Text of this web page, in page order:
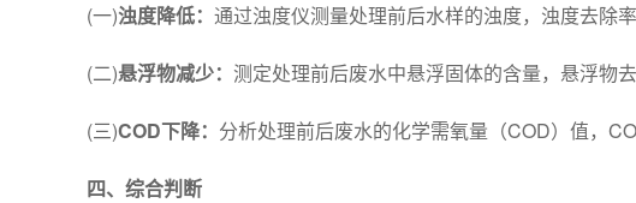
(一)浊度降低： 通过浊度仪测量处理前后水样的浊度，浊度去除
(二)悬浮物减少： 测定处理前后废水中悬浮固体的含量，悬浮物
(三)COD下降： 分析处理前后废水的化学需氧量（COD）值，
四、综合判断